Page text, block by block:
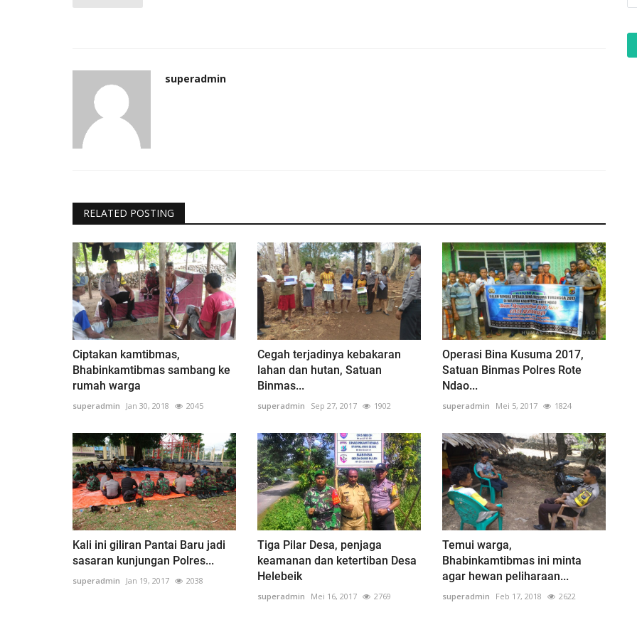
superadmin
RELATED POSTING
Ciptakan kamtibmas,
Bhabinkamtibmas sambang ke
rumah warga
superadmin Jan 30, 2018 2045
Cegah terjadinya kebakaran
lahan dan hutan, Satuan
Binmas...
superadmin Sep 27, 2017 1902
Operasi Bina Kusuma 2017,
Satuan Binmas Polres Rote
Ndao...
superadmin Mei 5, 2017 1824
Kali ini giliran Pantai Baru jadi
sasaran kunjungan Polres...
superadmin Jan 19, 2017 2038
Tiga Pilar Desa, penjaga
keamanan dan ketertiban Desa
Helebeik
superadmin Mei 16, 2017 2769
Temui warga,
Bhabinkamtibmas ini minta
agar hewan peliharaan...
superadmin Feb 17, 2018 2622